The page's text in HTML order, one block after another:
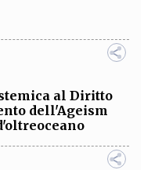
al Diritto
dell'Ageism